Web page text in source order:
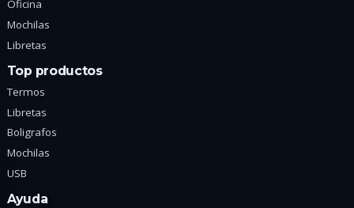
Oficina
Mochilas
Libretas
Top productos
Termos
Libretas
Boligrafos
Mochilas
USB
Ayuda